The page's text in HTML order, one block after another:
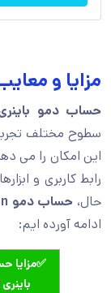
مزایا و
حساب دمو
سطوح مختلف
این امکان را می
رابط کاربری و
حال، حساب دمو Binary Option
ادامه آورده ایم:
✅مزایا